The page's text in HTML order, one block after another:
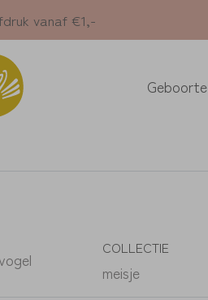
vanaf €1,-
Geboorte
COLLECTIE
meisje